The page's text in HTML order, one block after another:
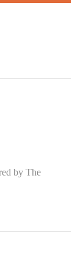
by The